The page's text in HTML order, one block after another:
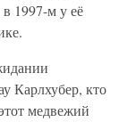
1997-м у её
Карлхубер, кто
медвежий